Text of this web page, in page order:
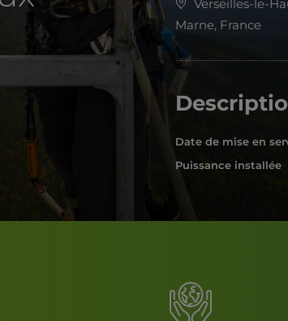
Verseilles-le-
Marne, France
Date de mise en
Puissance installée